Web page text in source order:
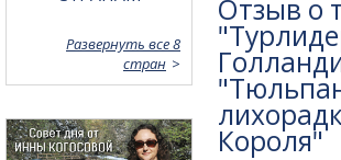
Отзыв о
Короля"
Развернуть все 8
стран